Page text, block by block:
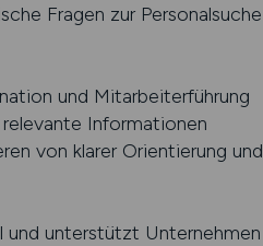
Fragen zur Personalsuche
und Mitarbeiterführung
Informationen
von klarer Orientierung und
und unterstützt Unternehmen